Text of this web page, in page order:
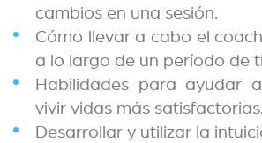
cambios en una sesión.
Cómo llevar a cabo el
a lo largo de un período de
Habilidades para ayudar
vivir vidas más satisfactorias.
Desarrollar y utilizar la